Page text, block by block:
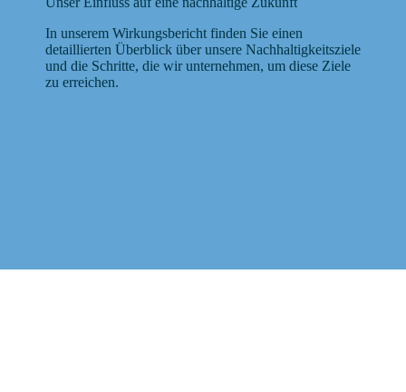
In unserem Wirkungsbericht finden Sie einen
detaillierten Überblick über unsere Nachhaltigkeitsziele
und die Schritte, die wir unternehmen, um diese Ziele
zu erreichen.